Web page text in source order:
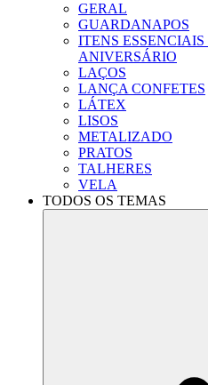
GERAL
GUARDANAPOS
ITENS
ANIVERSÁRIO
LAÇOS
LANÇA CONFETES
LÁTEX
LISOS
METALIZADO
PRATOS
TALHERES
VELA
TODOS OS TEMAS